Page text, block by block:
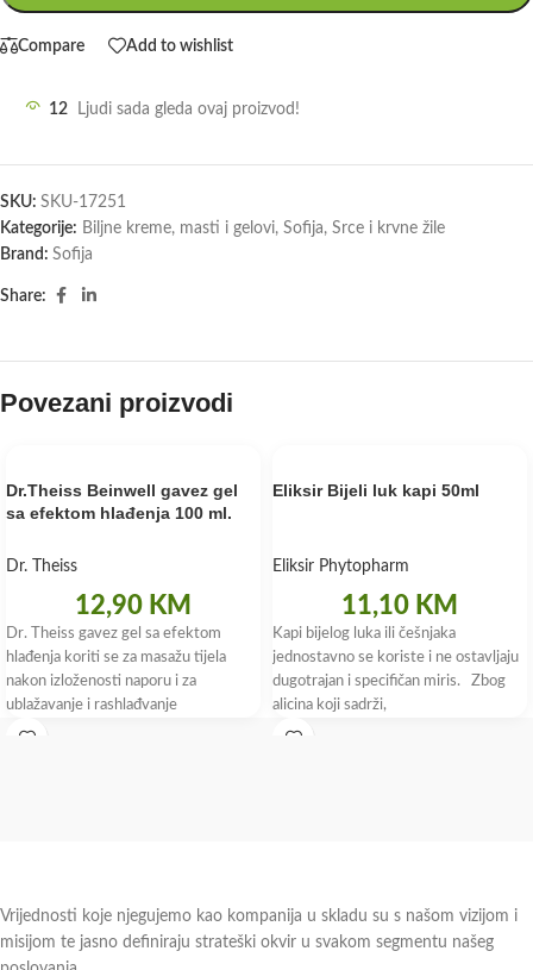
Compare Add to wishlist
12 Ljudi sada gleda ovaj proizvod!
SKU: SKU-17251
Kategorije: Biljne kreme, masti i gelovi, Sofija, Srce i krvne žile
Brand: Sofija
Share:
Povezani proizvodi
Dr.Theiss Beinwell gavez gel
sa efektom hlađenja 100 ml.
Dr. Theiss
12,90 KM
Dr. Theiss gavez gel sa efektom
hlađenja koriti se za masažu tijela
nakon izloženosti naporu i za
ublažavanje i rashlađvanje
Eliksir Bijeli luk kapi 50ml
Eliksir Phytopharm
11,10 KM
Kapi bijelog luka ili češnjaka
jednostavno se koriste i ne ostavljaju
dugotrajan i specifičan miris. Zbog
alicina koji sadrži,
Vrijednosti koje njegujemo kao kompanija u skladu su s našom vizijom i
misijom te jasno definiraju strateški okvir u svakom segmentu našeg